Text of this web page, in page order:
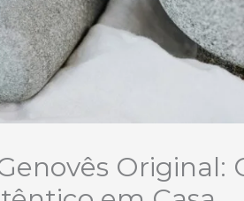
Original: